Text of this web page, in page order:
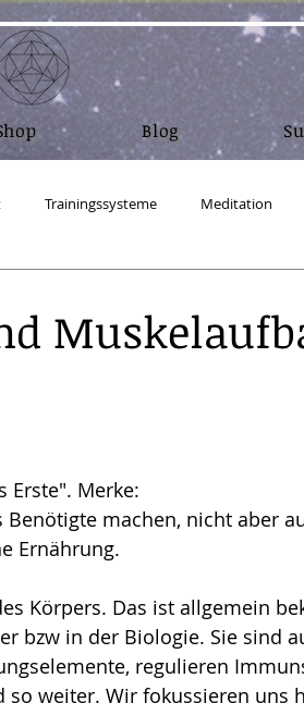
Blog
Trainingssysteme Meditation
Erste". Merke:
machen, nicht aber
Ernährung.
Körpers. Das ist allgemein
bzw in der Biologie. Sie sind
regulieren
weiter. Wir fokussieren uns